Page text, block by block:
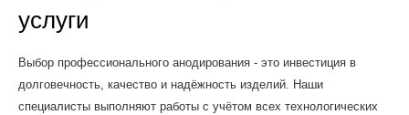
услуги
Выбор профессионального анодирования - это инвестиция в
долговечность, качество и надёжность изделий. Наши
специалисты выполняют работы с учётом всех технологических